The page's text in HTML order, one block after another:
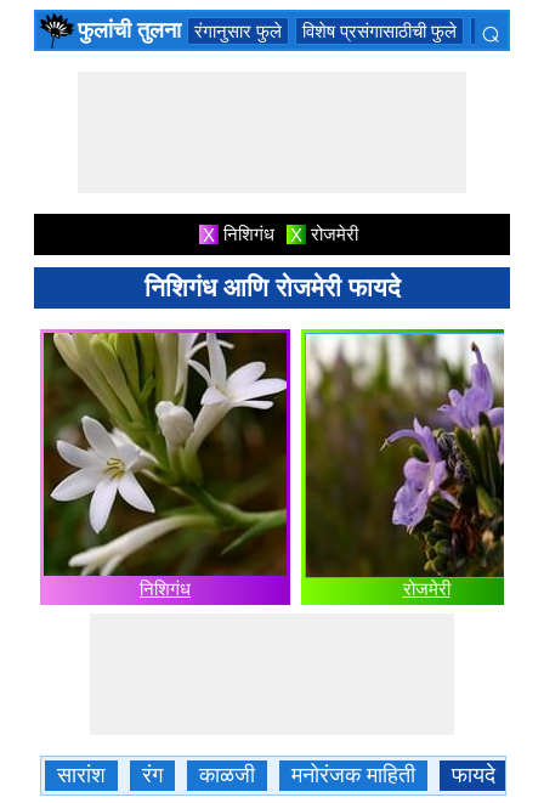
फुलांची तुलना रंगानुसार फुले विशेष प्रसंगासाठीची फुले सुवासिक
⌕
X निशिगंध X रोजमेरी
निशिगंध आणि रोजमेरी फायदे
निशिगंध रोजमेरी
सारांश रंग काळजी मनोरंजक माहिती फायदे